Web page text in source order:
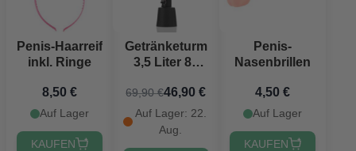
Penis-Haarreif
inkl. Ringe
8,50 €
Auf Lager
KAUFEN
Getränketurm
3,5 Liter 85
69,90 €46,90 €
Auf Lager: 22.
Aug.
Penis-
Nasenbrillen
4,50 €
Auf Lager
KAUFEN